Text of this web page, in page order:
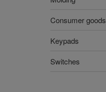
Consumer goods
Keypads
Switches